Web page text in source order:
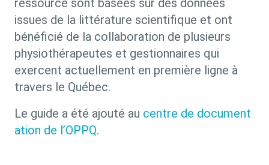
issues de la littérature scientifique et ont
bénéficié de la collaboration de plusieurs
physiothérapeutes et gestionnaires qui
exercent actuellement en première ligne à
travers le Québec.
Le guide a été ajouté au centre de document
ation de l’OPPQ.